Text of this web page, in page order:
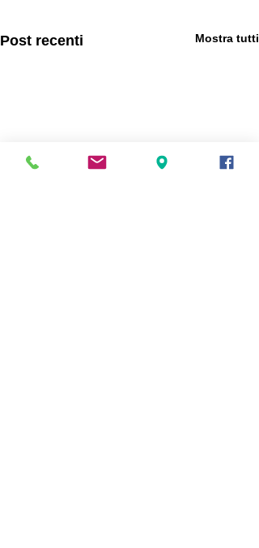
Post recenti Mostra tutti